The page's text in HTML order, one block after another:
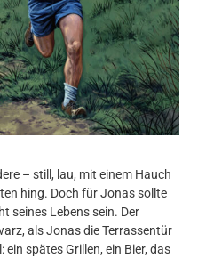
– still, lau, mit einem Hauch
hing. Doch für Jonas sollte
seines Lebens sein. Der
als Jonas die Terrassentür
spätes Grillen, ein Bier, das